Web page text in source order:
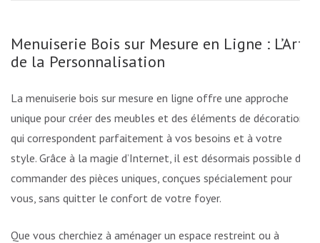
Menuiserie Bois sur Mesure en Ligne : L’Art
de la Personnalisation
La menuiserie bois sur mesure en ligne offre une approche
unique pour créer des meubles et des éléments de décoration
qui correspondent parfaitement à vos besoins et à votre
style. Grâce à la magie d’Internet, il est désormais possible de
commander des pièces uniques, conçues spécialement pour
vous, sans quitter le confort de votre foyer.
Que vous cherchiez à aménager un espace restreint ou à